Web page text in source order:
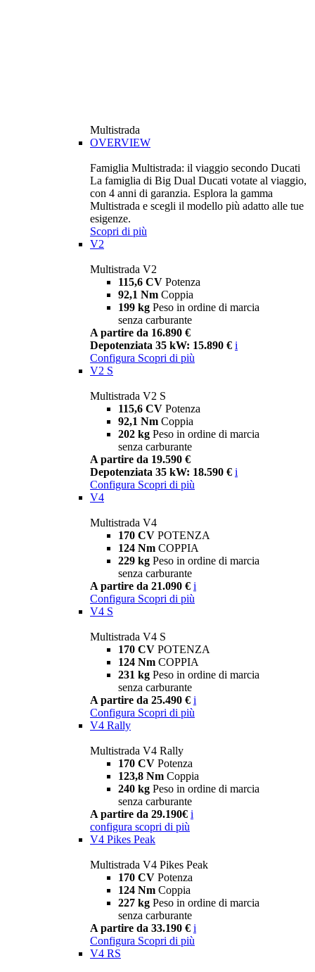
Multistrada
OVERVIEW
Famiglia Multistrada: il viaggio secondo Ducati
La famiglia di Big Dual Ducati votate al viaggio,
con 4 anni di garanzia. Esplora la gamma
Multistrada e scegli il modello più adatto alle tue
esigenze.
Scopri di più
V2
Multistrada V2
115,6 CV Potenza
92,1 Nm Coppia
199 kg Peso in ordine di marcia
senza carburante
A partire da 16.890 €
Depotenziata 35 kW: 15.890 € i
Configura Scopri di più
V2 S
Multistrada V2 S
115,6 CV Potenza
92,1 Nm Coppia
202 kg Peso in ordine di marcia
senza carburante
A partire da 19.590 €
Depotenziata 35 kW: 18.590 € i
Configura Scopri di più
V4
Multistrada V4
170 CV POTENZA
124 Nm COPPIA
229 kg Peso in ordine di marcia
senza carburante
A partire da 21.090 € i
Configura Scopri di più
V4 S
Multistrada V4 S
170 CV POTENZA
124 Nm COPPIA
231 kg Peso in ordine di marcia
senza carburante
A partire da 25.490 € i
Configura Scopri di più
V4 Rally
Multistrada V4 Rally
170 CV Potenza
123,8 Nm Coppia
240 kg Peso in ordine di marcia
senza carburante
A partire da 29.190€ i
configura scopri di più
V4 Pikes Peak
Multistrada V4 Pikes Peak
170 CV Potenza
124 Nm Coppia
227 kg Peso in ordine di marcia
senza carburante
A partire da 33.190 € i
Configura Scopri di più
V4 RS